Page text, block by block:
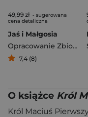
49,99 zł - sugerowana
cena detaliczna
Jaś i Małgosia
Opracowanie Zbiorowe
7,4 (8)
O książce Król
Król Maciuś